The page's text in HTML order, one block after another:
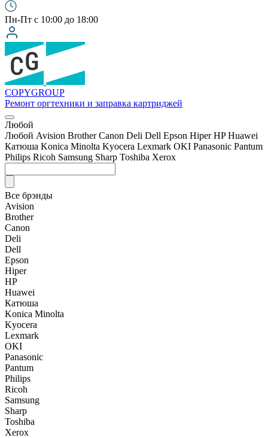
Пн-Пт с 10:00 до 18:00
COPYGROUP
Ремонт оргтехники и заправка картриджей
Любой
Любой Avision Brother Canon Deli Dell Epson Hiper HP Huawei
Катюша Konica Minolta Kyocera Lexmark OKI Panasonic Pantum
Philips Ricoh Samsung Sharp Toshiba Xerox
Все брэнды
Avision
Brother
Canon
Deli
Dell
Epson
Hiper
HP
Huawei
Катюша
Konica Minolta
Kyocera
Lexmark
OKI
Panasonic
Pantum
Philips
Ricoh
Samsung
Sharp
Toshiba
Xerox